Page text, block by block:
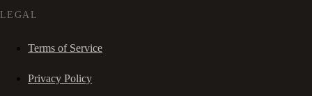
LEGAL
Terms of Service
Privacy Policy